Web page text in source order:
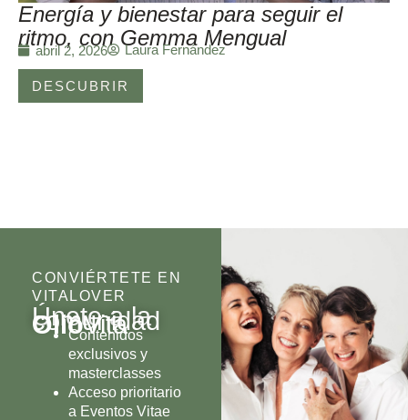
Energía y bienestar para seguir el
ritmo, con Gemma Mengual
abril 2, 2026 Laura Fernández
DESCUBRIR
CONVIÉRTETE EN
VITALOVER
Únete a la
comunidad
OlioVita
Contenidos
exclusivos y
masterclasses
Acceso prioritario
a Eventos Vitae